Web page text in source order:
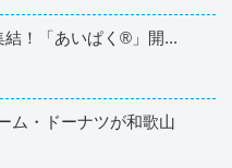
結！「あいぱく®」開...
ム・ドーナツが和歌山